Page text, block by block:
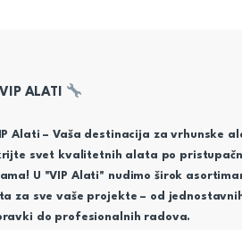
VIP ALATI
Alati – Vaša destinacija za vrhunske
svet kvalitetnih alata po
U "VIP Alati" nudimo širok
za sve vaše projekte – od
do profesionalnih radova.